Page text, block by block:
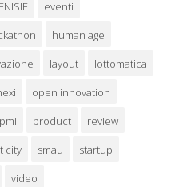
ENISIE
eventi
human age
layout
lottomatica
open innovation
pmi product
review
city smau
startup
video